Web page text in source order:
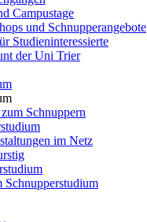
Campustage
und Schnupperangebote
Studieninteressierte
der Uni Trier
Schnuppern
im Netz
Schnupperstudium